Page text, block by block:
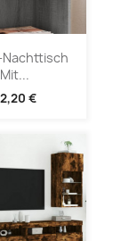
Mit...
€